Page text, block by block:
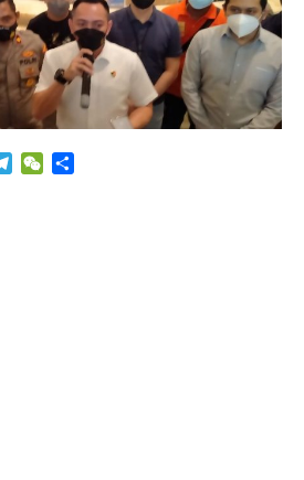
Bombay Tak Sesuai Dokumen
TelegramWeChat